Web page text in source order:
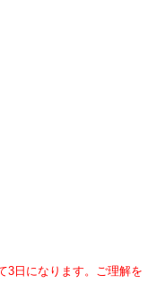
3日になります。ご理解を